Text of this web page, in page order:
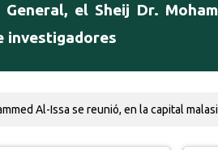
el Sheij Dr.
investigadores
Al-Issa se reunió, en la capital